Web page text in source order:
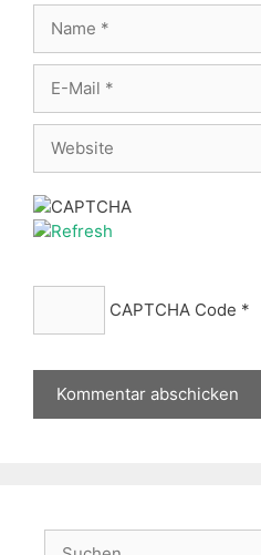
Mail
CAPTCHA Code *
Suche